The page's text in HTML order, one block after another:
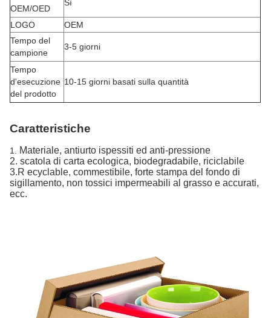
OEM/OED
Sì
LOGO
OEM
Tempo del
campione
3-5 giorni
Tempo
d'esecuzione
del prodotto
10-15 giorni basati sulla quantità
Caratteristiche
1.
Materiale, antiurto ispessiti ed anti-pressione
2. scatola di carta ecologica, biodegradabile, riciclabile
3.R ecyclable, commestibile, forte stampa del fondo di
sigillamento, non tossici impermeabili al grasso e accurati,
ecc.